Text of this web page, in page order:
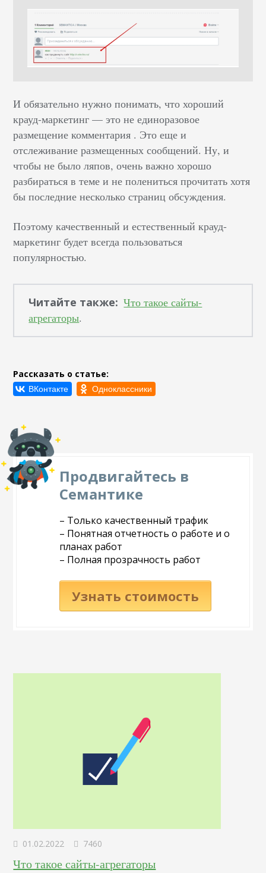
И обязательно нужно понимать, что хороший
крауд-маркетинг — это не единоразовое
размещение комментария . Это еще и
отслеживание размещенных сообщений. Ну, и
чтобы не было ляпов, очень важно хорошо
разбираться в теме и не полениться прочитать хотя
бы последние несколько страниц обсуждения.
Поэтому качественный и естественный крауд-
маркетинг будет всегда пользоваться
популярностью.
Читайте также: Что такое сайты-
агрегаторы.
Рассказать о статье:
Продвигайтесь в
Семантике
– Только качественный трафик
– Понятная отчетность о работе и о
планах работ
– Полная прозрачность работ
Узнать стоимость
01.02.2022 7460
Что такое сайты-агрегаторы